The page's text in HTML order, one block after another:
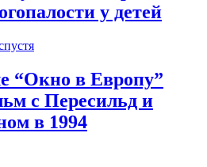
у детей
“Окно в Европу”
с Пересильд и
в 1994